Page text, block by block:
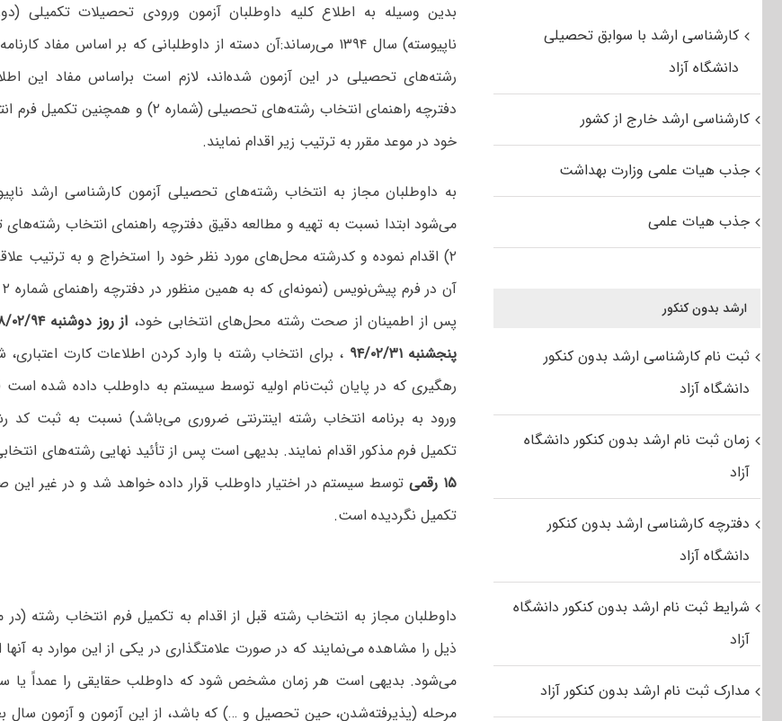
بدین وسیله به اطلاع کلیه داوطلبان آزمون ورودی تحصیلات تکمیلی
ناپیوسته) سال ۱۳۹۴ می‌رساند:آن دسته از داوطلبانی که بر اساس مفاد
رشته‌های تحصیلی در این آزمون شده‌اند، لازم است براساس مفاد این
دفترچه راهنمای انتخاب رشته‌های تحصیلی (شماره
خود در موعد مقرر به ترتیب زیر اقدام نمایند.
می‌شود ابتدا نسبت به تهیه و مطالعه دقیق دفترچه راهنمای انتخاب
۲) اقدام نموده و کدرشته محل‌های مورد نظر خود را استخراج و به ترتیب
پس از اطمینان از صحت رشته محل‌های انتخابی خود،
پنجشنبه ۹۴/۰۲/۳۱
، برای انتخاب رشته با وارد کردن اطلاعات کارت اعتباری،
رهگیری که در پایان ثبت‌نام اولیه توسط سیستم به داوطلب داده شده است
ورود به برنامه انتخاب رشته اینترنتی ضروری می‌باشد) نسبت به ثبت کد
تکمیل فرم مذکور اقدام نمایند. بدیهی است پس از تأئید نهایی رشته‌های
۱۵ رقمی
توسط سیستم در اختیار داوطلب قرار داده خواهد شد و در غیر این
تکمیل نگردیده است.
داوطلبان مجاز به انتخاب رشته قبل از اقدام به تکمیل فرم انتخاب رشته
ذیل را مشاهده می‌نمایند که در صورت علامتگذاری در یکی از این موارد به آنها
می‌شود. بدیهی است هر زمان‌ مشخص‌ شود که‌ داوطلب‌ حقایقی را عمداً یا
مرحله ‌(پذیرفته‌شدن‌، حین‌ تحصیل‌ ‌و …) که باشد، از این آزمون‌ و آزمون‌
کارشناسی ارشد با سوابق تحصیلی
دانشگاه آزاد
کارشناسی ارشد خارج از کشور
جذب هیات علمی وزارت بهداشت
جذب هیات علمی
ارشد بدون کنکور
ثبت نام کارشناسی ارشد بدون کنکور
دانشگاه آزاد
زمان ثبت نام ارشد بدون کنکور دانشگاه
آزاد
دفترچه کارشناسی ارشد بدون کنکور
دانشگاه آزاد
شرایط ثبت نام ارشد بدون کنکور دانشگاه
آزاد
مدارک ثبت نام ارشد بدون کنکور آزاد